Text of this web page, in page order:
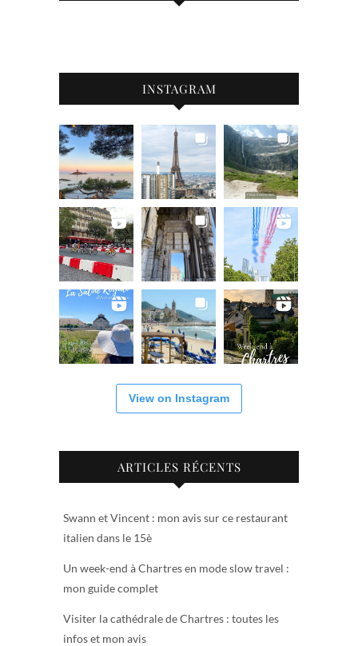
INSTAGRAM
View on Instagram
ARTICLES RÉCENTS
Swann et Vincent : mon avis sur ce restaurant
italien dans le 15è
Un week-end à Chartres en mode slow travel :
mon guide complet
Visiter la cathédrale de Chartres : toutes les
infos et mon avis